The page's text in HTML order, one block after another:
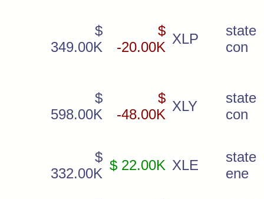
$
349.00K
$
-20.00K
XLP
state
con
$
598.00K
$
-48.00K
XLY
state
con
$
332.00K
$ 22.00K XLE
state
ene